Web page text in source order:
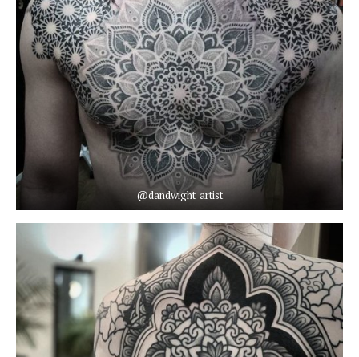
@dandwight_artist